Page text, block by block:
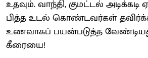
உதவும். வாந்தி, குமட்டல் அடிக்கடி
பித்த உடல் கொண்டவர்கள்
உணவாகப் பயன்படுத்த
கீரையை!